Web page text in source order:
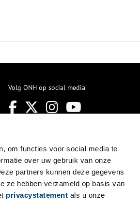
om functies voor social media te
over uw gebruik van onze
partners kunnen deze gegevens
ze hebben verzameld op basis van
privacystatement als u onze
Volg ONH op social media